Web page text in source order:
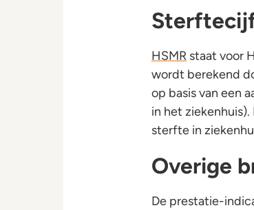
HSMR staat voor
wordt berekend
op basis van een
in het
sterfte in
Overige
De prestatie-